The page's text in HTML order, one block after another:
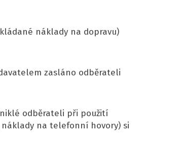
náklady na dopravu)
zasláno odběrateli
odběrateli při použití
na telefonní hovory) si